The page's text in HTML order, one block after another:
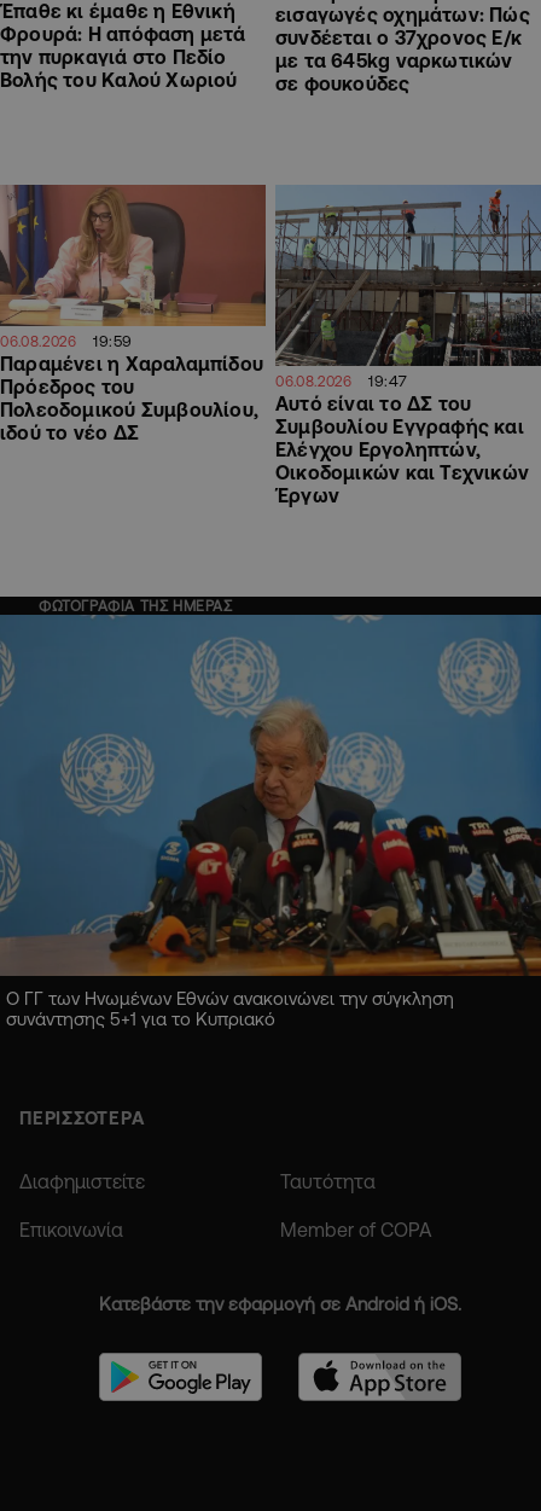
Έπαθε κι έμαθε η Εθνική
Φρουρά: Η απόφαση μετά
την πυρκαγιά στο Πεδίο
Βολής του Καλού Χωριού
εισαγωγές οχημάτων: Πώς
συνδέεται ο 37χρονος Ε/κ
με τα 645kg ναρκωτικών
σε φουκούδες
06.08.2026 19:59
Παραμένει η Χαραλαμπίδου
Πρόεδρος του
Πολεοδομικού Συμβουλίου,
ιδού το νέο ΔΣ
06.08.2026 19:47
Αυτό είναι το ΔΣ του
Συμβουλίου Εγγραφής και
Ελέγχου Εργοληπτών,
Οικοδομικών και Τεχνικών
Έργων
ΦΩΤΟΓΡΑΦΙΑ ΤΗΣ ΗΜΕΡΑΣ
Ο ΓΓ των Ηνωμένων Εθνών ανακοινώνει την σύγκληση
συνάντησης 5+1 για το Κυπριακό
ΠΕΡΙΣΣΟΤΕΡΑ
Διαφημιστείτε Ταυτότητα
Επικοινωνία Member of COPA
Κατεβάστε την εφαρμογή σε Android ή iOS.